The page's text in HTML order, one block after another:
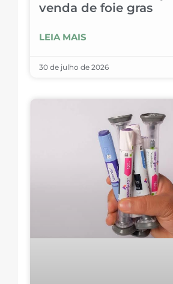
venda de foie gras
LEIA MAIS
30 de julho de 2026